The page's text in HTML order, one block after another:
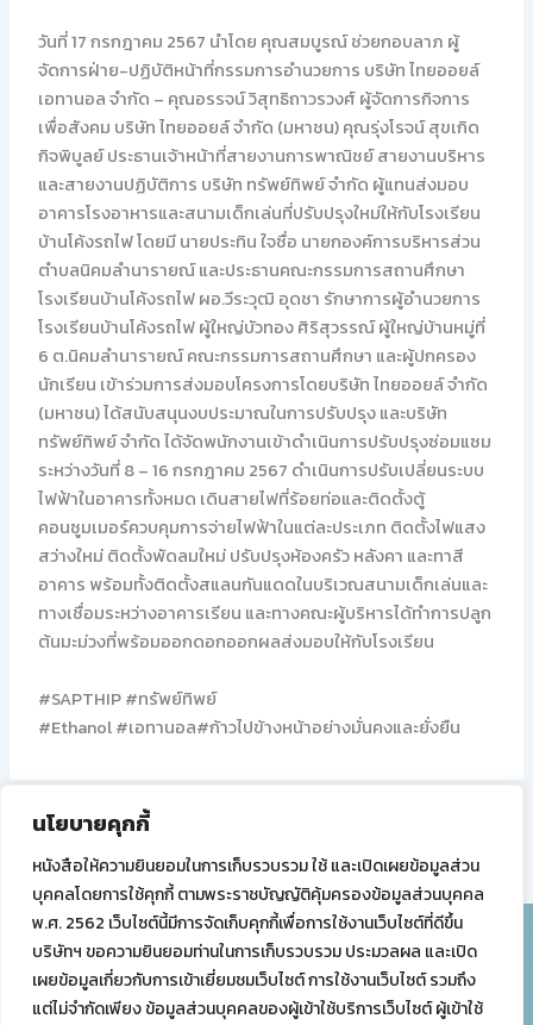
นโยบายคุกกี้
หนังสือให้ความยินยอมในการเก็บรวบรวม ใช้ และเปิดเผยข้อมูลส่วน
บุคคลโดยการใช้คุกกี้ ตามพระราชบัญญัติคุ้มครองข้อมูลส่วนบุคคล
พ.ศ. 2562 เว็บไซต์นี้มีการจัดเก็บคุกกี้เพื่อการใช้งานเว็บไซต์ที่ดีขึ้น
บริษัทฯ ขอความยินยอมท่านในการเก็บรวบรวม ประมวลผล และเปิด
เผยข้อมูลเกี่ยวกับการเข้าเยี่ยมชมเว็บไซต์ การใช้งานเว็บไซต์ รวมถึง
แต่ไม่จำกัดเพียง ข้อมูลส่วนบุคคลของผู้เข้าใช้บริการเว็บไซต์ ผู้เข้าใช้
วันที่ 17 กรกฎาคม 2567 นำโดย คุณสมบูรณ์ ช่วยกอบลาภ ผู้
จัดการฝ่าย-ปฏิบัติหน้าที่กรรมการอำนวยการ บริษัท ไทยออยล์
เอทานอล จำกัด – คุณอรรจน์ วิสุทธิถาวรวงศ์ ผู้จัดการกิจการ
เพื่อสังคม บริษัท ไทยออยล์ จำกัด (มหาชน) คุณรุ่งโรจน์ สุขเกิด
กิจพิบูลย์ ประธานเจ้าหน้าที่สายงานการพาณิชย์ สายงานบริหาร
และสายงานปฏิบัติการ บริษัท ทรัพย์ทิพย์ จำกัด ผู้แทนส่งมอบ
อาคารโรงอาหารและสนามเด็กเล่นที่ปรับปรุงใหม่ให้กับโรงเรียน
บ้านโค้งรถไฟ โดยมี นายประทิน ใจซื่อ นายกองค์การบริหารส่วน
ตำบลนิคมลำนารายณ์ และประธานคณะกรรมการสถานศึกษา
โรงเรียนบ้านโค้งรถไฟ ผอ.วีระวุฒิ อุดชา รักษาการผู้อำนวยการ
โรงเรียนบ้านโค้งรถไฟ ผู้ใหญ่บัวทอง ศิริสุวรรณ์ ผู้ใหญ่บ้านหมู่ที่
6 ต.นิคมลำนารายณ์ คณะกรรมการสถานศึกษา และผู้ปกครอง
นักเรียน เข้าร่วมการส่งมอบโครงการโดยบริษัท ไทยออยล์ จำกัด
(มหาชน) ได้สนับสนุนงบประมาณในการปรับปรุง และบริษัท
ทรัพย์ทิพย์ จำกัด ได้จัดพนักงานเข้าดำเนินการปรับปรุงซ่อมแซม
ระหว่างวันที่ 8 – 16 กรกฎาคม 2567 ดำเนินการปรับเปลี่ยนระบบ
ไฟฟ้าในอาคารทั้งหมด เดินสายไฟที่ร้อยท่อและติดตั้งตู้
คอนซูมเมอร์ควบคุมการจ่ายไฟฟ้าในแต่ละประเภท ติดตั้งไฟแสง
สว่างใหม่ ติดตั้งพัดลมใหม่ ปรับปรุงห้องครัว หลังคา และทาสี
อาคาร พร้อมทั้งติดตั้งสแลนกันแดดในบริเวณสนามเด็กเล่นและ
ทางเชื่อมระหว่างอาคารเรียน และทางคณะผู้บริหารได้ทำการปลูก
ต้นมะม่วงที่พร้อมออกดอกออกผลส่งมอบให้กับโรงเรียน
#SAPTHIP#ทรัพย์ทิพย์
#Ethanol#เอทานอล#ก้าวไปข้างหน้าอย่างมั่นคงและยั่งยืน
PREVIOUS
บริษัท ทรัพย์ทิพย์ จำกัด (สำนักงานใหญ่)
68 ซอยสันติภาพ ถนนทรัพย์ แขวงสี่พระยา เขตบางรัก